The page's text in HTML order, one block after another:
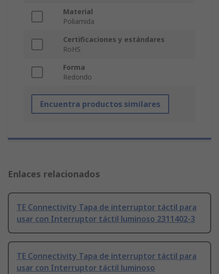
Material
Poliamida
Certificaciones y estándares
RoHS
Forma
Redondo
Encuentra productos similares
Enlaces relacionados
TE Connectivity Tapa de interruptor táctil para
usar con Interruptor táctil luminoso 2311402-3
TE Connectivity Tapa de interruptor táctil para
usar con Interruptor táctil luminoso